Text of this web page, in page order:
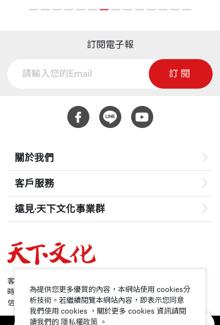
訂閱電子報
訂閱
關於我們
客戶服務
遠見‧天下文化事業群
哈佛商業評論
領導影響力學院
客服專線：+886 2 2662-0012
時間：週一~週五9:00~12:30;13:30~17:00
信箱：service@cwgv.com.tw
為提供您更多優質的內容，本網站使用 cookies分
析技術。若繼續閱覽本網站內容，即表示您同意
我們使用 cookies ，關於更多 cookies 資訊請閱
讀我們的 隱私權政策 。